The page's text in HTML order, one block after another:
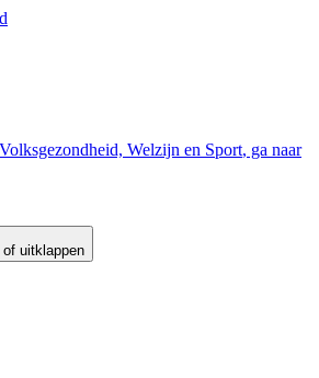
Welzijn en Sport, ga naar
of uitklappen